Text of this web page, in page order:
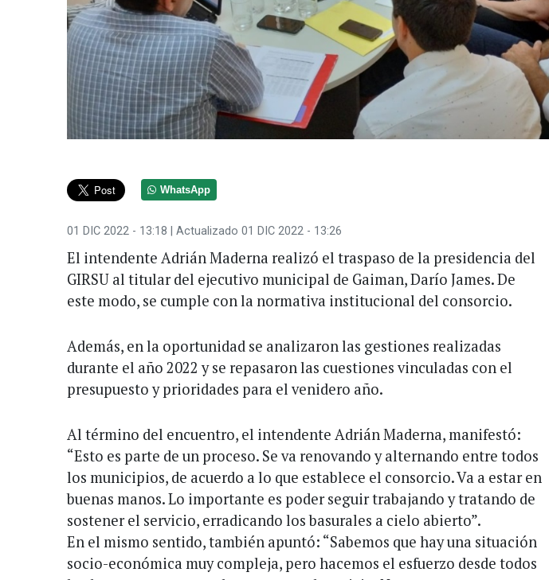
WhatsApp
01 DIC 2022 - 13:18 | Actualizado 01 DIC 2022 - 13:26
El intendente Adrián Maderna realizó el traspaso de la presidencia del
GIRSU al titular del ejecutivo municipal de Gaiman, Darío James. De
este modo, se cumple con la normativa institucional del consorcio.
Además, en la oportunidad se analizaron las gestiones realizadas
durante el año 2022 y se repasaron las cuestiones vinculadas con el
presupuesto y prioridades para el venidero año.
Al término del encuentro, el intendente Adrián Maderna, manifestó:
“Esto es parte de un proceso. Se va renovando y alternando entre todos
los municipios, de acuerdo a lo que establece el consorcio. Va a estar en
buenas manos. Lo importante es poder seguir trabajando y tratando de
sostener el servicio, erradicando los basurales a cielo abierto”.
En el mismo sentido, también apuntó: “Sabemos que hay una situación
socio-económica muy compleja, pero hacemos el esfuerzo desde todos